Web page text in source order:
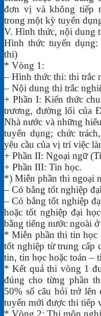
đơn vị và không tiếp
trong một kỳ tuyển
V. Hình thức, nội dung
Hình thức tuyển
thi)
* Vòng 1:
– Hình thức thi: thi trắc
– Nội dung thi trắc
+ Phần I: Kiến thức
trương, đường lối của
Nhà nước và những
tuyển dụng; chức
yêu cầu của vị trí việc
+ Phần II: Ngoại ngữ
+ Phần III: Tin học.
*) Miễn phần thi ngoại
– Có bằng tốt nghiệp
– Có bằng tốt nghiệp
hoặc tốt nghiệp đại
bằng tiếng nước ngoài
* Miễn phần thi tin học
tốt nghiệp từ trung cấp
tin, tin học hoặc toán –
* Kết quả thi vòng 1
đúng cho từng phần
50% số câu hỏi trở
tuyển mới được thi tiếp
* Vòng 2: Thi môn